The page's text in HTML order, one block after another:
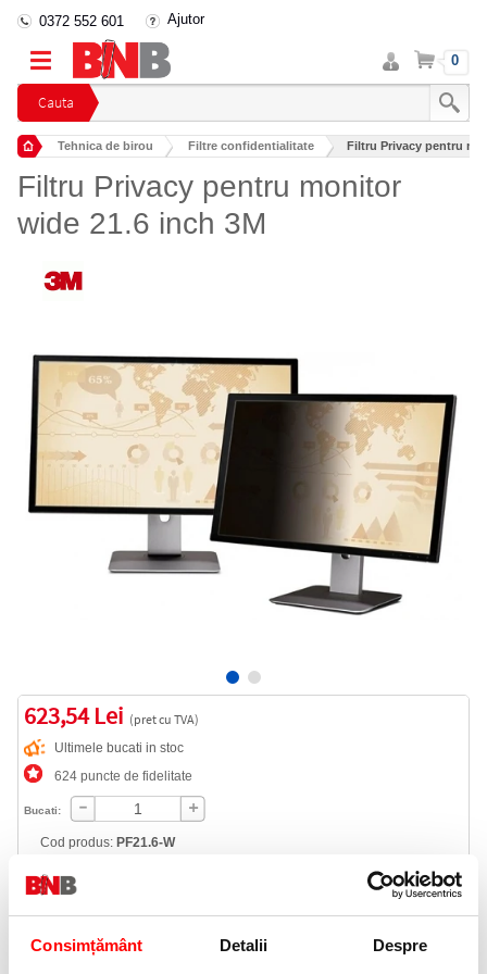
Consimțământ Detalii Despre
Cauta
0372 552 601 Ajutor
Intra
in
cont
Cos 0
Tehnica de birou Filtre confidentialitate Filtru Privacy pentru
Filtru Privacy pentru monitor
wide 21.6 inch 3M
623,54 Lei (pret cu TVA)
Ultimele bucati in stoc
624 puncte de fidelitate
Bucati:
Cod produs: PF21.6-W